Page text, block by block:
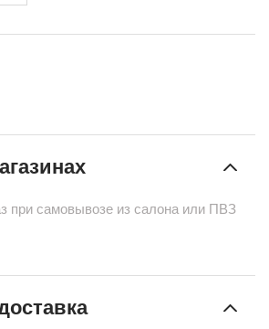
при самовывозе из салона или ПВЗ